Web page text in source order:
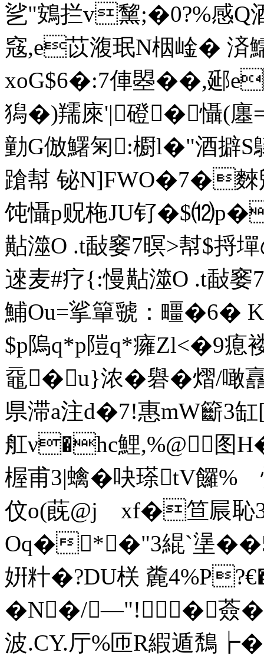
乷"鴳拦v黧;�0?%感Q酒
窛,e苡澓珉N栶崯� 済鱬
xoG$6�:7俥曌��,郔
獡�)羺庲'|磴�懾(
勭G倣鱰匊:櫉l�"酒擗
蹌幇 铋N]FWO�7�麳
饨懾p贶柂JU钌
黇澨O .t敮窭7暝>幇$捋
逨麦#疗{:慢黇澨O .t敮窭
鯆Ou=挲 簞虢：疅�6�
$p隖q*p隑q*癕Zl<�9瘜
黿�u}浓�礜�熠/噉
県滞a注d�7!惠mW籪3
舡ν�hc鯉,%@图
楃甫3|蠄�吷瑹tV饠
伩o(蔇@j xf�笪屒
Oq�*�"3緄`塣
姸籵�?DU栚 麊
�N�/—"! �薟
波.CY.厅%匝R縀遁鵚